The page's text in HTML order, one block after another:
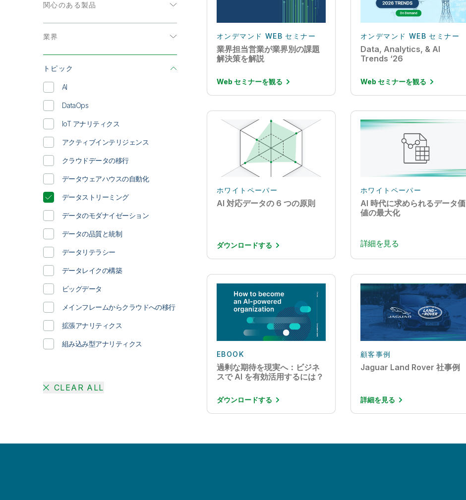
アナリストレポート
ソリューション概要
データシート
ビデオ
ホワイトペーパー
顧客事例
関心のある製品
データ分析
業界
エネルギーおよび公共事業
コミュニケーション
ハイテク
公共部門
医療
小売
消費者製品
生命科学
製造
輸送 / ロジスティクス
金融サービス
トピック
AI
DataOps
IoT アナリティクス
アクティブインテリジェンス
クラウドデータの移行
データウェアハウスの自動化
データストリーミング
データのモダナイゼーション
データの品質と統制
データリテラシー
データレイクの構築
ビッグデータ
メインフレームからクラウドへの移行
拡張アナリティクス
組み込み型アナリティクス
CLEAR ALL
オンデマンド WEB セミナー
業界担当営業が業界別の課題
解決策を解説
Web セミナーを観る
オンデマンド WEB セミナー
Data, Analytics, & AI
Trends ‘26
Web セミナーを観る
ホワイトペーパー
AI 対応データの 6 つの原則
ダウンロードする
ホワイトペーパー
AI 時代に求められるデータ価
値の最大化
詳細を見る
EBOOK
過剰な期待を現実へ：ビジネ
スで AI を有効活用するには？
ダウンロードする
顧客事例
Jaguar Land Rover 社事例
詳細を見る